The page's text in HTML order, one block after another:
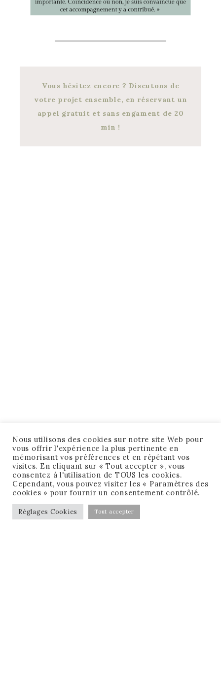
Vous hésitez encore ? Discutons de
votre projet ensemble, en réservant un
appel gratuit et sans engament de 20
min !
Nous utilisons des cookies sur notre site Web pour
vous offrir l'expérience la plus pertinente en
mémorisant vos préférences et en répétant vos
visites. En cliquant sur « Tout accepter », vous
consentez à l'utilisation de TOUS les cookies.
Cependant, vous pouvez visiter les « Paramètres des
cookies » pour fournir un consentement contrôlé.
Réglages Cookies Tout accepter